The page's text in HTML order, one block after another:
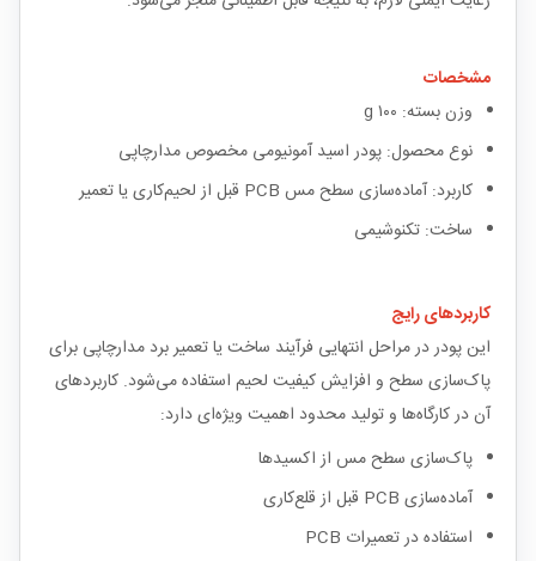
مشخصات
وزن بسته: ۱۰۰ g
نوع محصول: پودر اسید آمونیومی مخصوص مدارچاپی
کاربرد: آماده‌سازی سطح مس PCB قبل از لحیم‌کاری یا تعمیر
ساخت: تکنوشیمی
کاربردهای رایج
این پودر در مراحل انتهایی فرآیند ساخت یا تعمیر برد مدارچاپی برای
پاک‌سازی سطح و افزایش کیفیت لحیم استفاده می‌شود. کاربردهای
آن در کارگاه‌ها و تولید محدود اهمیت ویژه‌ای دارد:
پاک‌سازی سطح مس از اکسیدها
آماده‌سازی PCB قبل از قلع‌کاری
استفاده در تعمیرات PCB